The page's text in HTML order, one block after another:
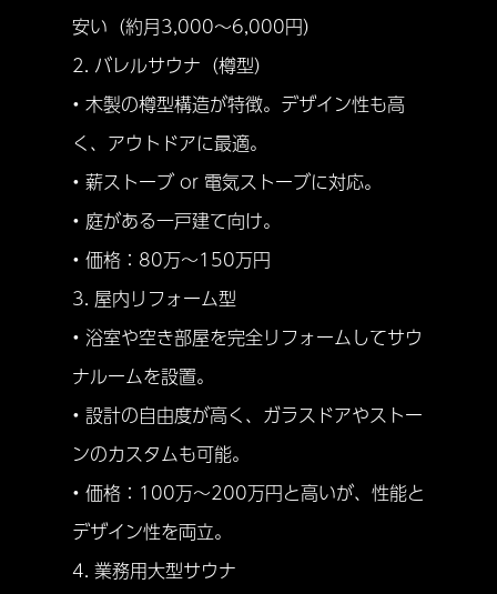
安い（約月3,000〜6,000円）
2. バレルサウナ（樽型）
• 木製の樽型構造が特徴。デザイン性も高
く、アウトドアに最適。
• 薪ストーブ or 電気ストーブに対応。
• 庭がある一戸建て向け。
• 価格：80万〜150万円
3. 屋内リフォーム型
• 浴室や空き部屋を完全リフォームしてサウ
ナルームを設置。
• 設計の自由度が高く、ガラスドアやストー
ンのカスタムも可能。
• 価格：100万〜200万円と高いが、性能と
デザイン性を両立。
4. 業務用大型サウナ